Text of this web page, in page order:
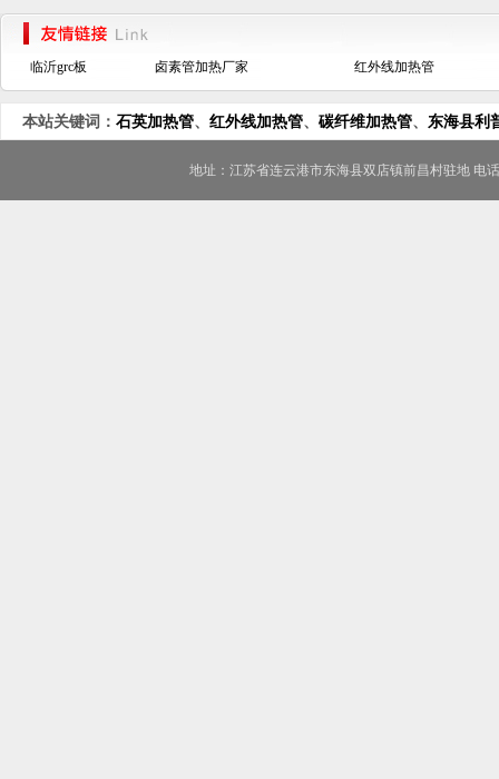
临沂grc板 卤素管加热厂家 红外线加热管
本站关键词： 石英加热管、 红外线加热管、 碳纤维加热管、 东海县利
地址：江苏省连云港市东海县双店镇前昌村驻地 电话